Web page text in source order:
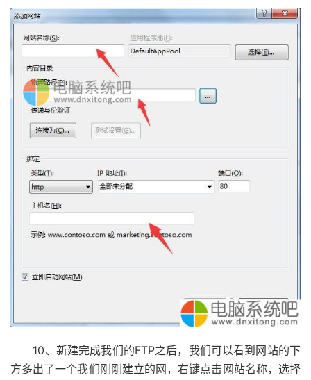
10、新建完成我们的FTP之后，我们可以看到网站的下
方多出了一个我们刚刚建立的网，右键点击网站名称，选择